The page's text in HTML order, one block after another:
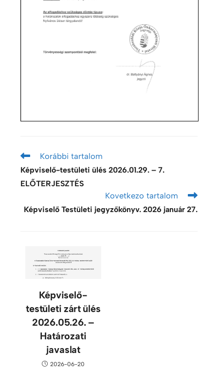
Korábbi tartalom
Képviselő-testületi ülés 2026.01.29. – 7.
ELŐTERJESZTÉS
Kovetkezo tartalom
Képviselő Testületi jegyzőkönyv. 2026 január 27.
Képviselő-
testületi zárt ülés
2026.05.26. –
Határozati
javaslat
2026-06-20